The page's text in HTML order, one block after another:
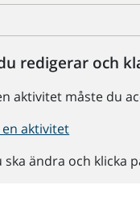
redigerar och
aktivitet måste du
aktivitet
ändra och klicka